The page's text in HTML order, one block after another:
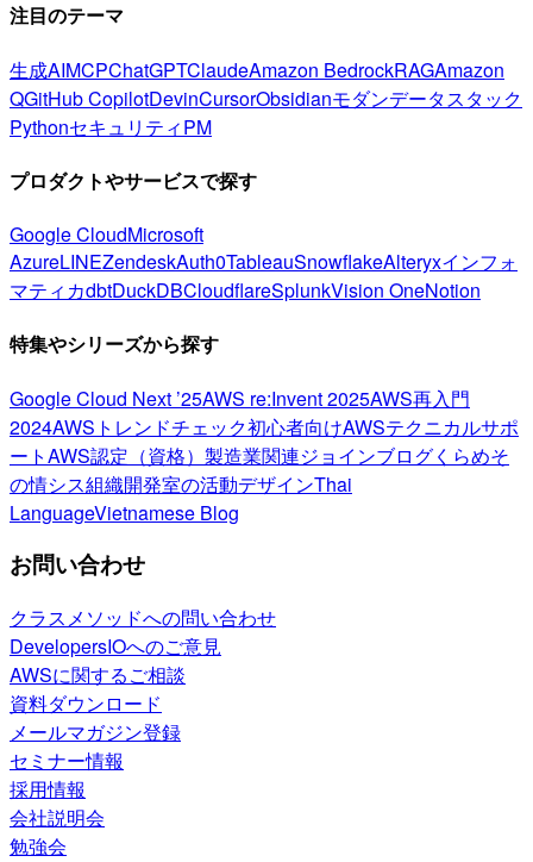
注目のテーマ
生成AIMCPChatGPTClaudeAmazon BedrockRAGAmazon
QGitHub CopilotDevinCursorObsidianモダンデータスタック
PythonセキュリティPM
プロダクトやサービスで探す
Google CloudMicrosoft
AzureLINEZendeskAuth0TableauSnowflakeAlteryxインフォ
マティカdbtDuckDBCloudflareSplunkVision OneNotion
特集やシリーズから探す
Google Cloud Next ’25AWS re:Invent 2025AWS再入門
2024AWSトレンドチェック初心者向けAWSテクニカルサポ
ートAWS認定（資格） 製造業関連ジョインブログくらめそ
の情シス組織開発室の活動デザインThai
LanguageVietnamese Blog
お問い合わせ
クラスメソッドへの問い合わせ
DevelopersIOへのご意見
AWSに関するご相談
資料ダウンロード
メールマガジン登録
セミナー情報
採用情報
会社説明会
勉強会